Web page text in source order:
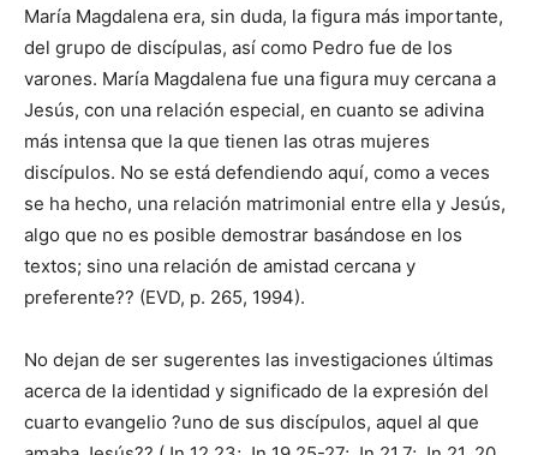
María Magdalena era, sin duda, la figura más importante,
del grupo de discípulas, así como Pedro fue de los
varones. María Magdalena fue una figura muy cercana a
Jesús, con una relación especial, en cuanto se adivina
más intensa que la que tienen las otras mujeres
discípulos. No se está defendiendo aquí, como a veces
se ha hecho, una relación matrimonial entre ella y Jesús,
algo que no es posible demostrar basándose en los
textos; sino una relación de amistad cercana y
preferente?? (EVD, p. 265, 1994).
No dejan de ser sugerentes las investigaciones últimas
acerca de la identidad y significado de la expresión del
cuarto evangelio ?uno de sus discípulos, aquel al que